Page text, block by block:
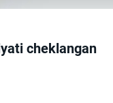
cheklangan